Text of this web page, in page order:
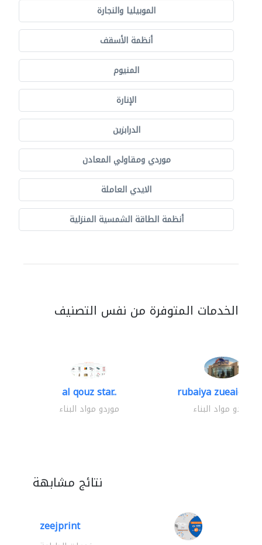
الموبيليا والنجارة
أنظمة الأسقف
المنيوم
الإنارة
الدرابزين
موردي ومقاولي المعادن
الايدي العاملة
أنظمة الطاقة الشمسية المنزلية
الخدمات المتوفرة من نفس التصنيف
al qouz star..
موردو مواد البناء
rubaiya zueaid
موردو مواد البناء
نتائج مشابهة
zeejprint